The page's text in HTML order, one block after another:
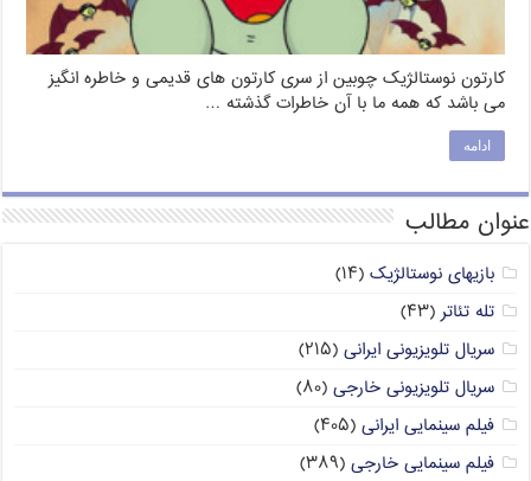
کارتون نوستالژیک چوبین از سری کارتون های قدیمی و خاطره انگیز
می باشد که همه ما با آن خاطرات گذشته …
ادامه
عنوان مطالب
بازیهای نوستالژیک (۱۴)
تله تئاتر(۴۳)
سریال تلویزیونی ایرانی (۲۱۵)
سریال تلویزیونی خارجی (۸۰)
فیلم سینمایی ایرانی (۴۰۵)
فیلم سینمایی خارجی (۳۸۹)